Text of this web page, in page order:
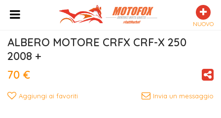
NUOVO
ALBERO MOTORE CRFX CRF-X 250
2008 +
70 €
Aggiungi ai favoriti Invia un messaggio